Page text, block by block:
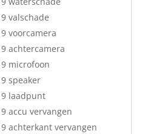
valschade
voorcamera
achtercamera
microfoon
speaker
laadpunt
accu vervangen
achterkant vervangen